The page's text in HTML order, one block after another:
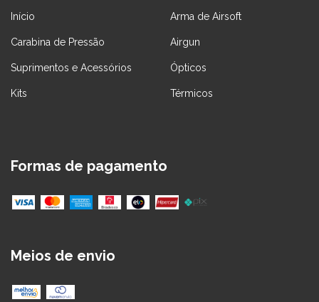
Início Arma de Airsoft
Carabina de Pressão Airgun
Suprimentos e Acessórios Ópticos
Kits Térmicos
Formas de pagamento
Meios de envio